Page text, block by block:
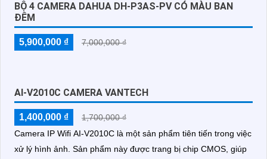
BỘ 4 CAMERA DAHUA DH-P3AS-PV CÓ MÀU BAN
ĐÊM
5,900,000 ₫ 7,000,000 ₫
AI-V2010C CAMERA VANTECH
1,400,000 ₫
1,700,000 ₫
Camera IP Wifi AI-V2010C là một sản phẩm tiên tiến trong việc
xử lý hình ảnh. Sản phẩm này được trang bị chip CMOS, giúp